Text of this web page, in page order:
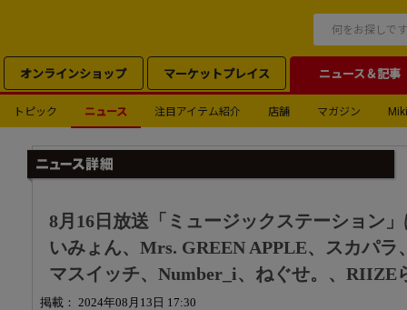
オンラインショップ マーケットプレイス ニュース＆記事
トピック ニュース 注目アイテム紹介 店舗 マガジン
8月16日放送「ミュージックステーション
いみょん、Mrs. GREEN APPLE、スカパラ
マスイッチ、Number_i、ねぐせ。、RIIZE
掲載： 2024年08月13日 17:30